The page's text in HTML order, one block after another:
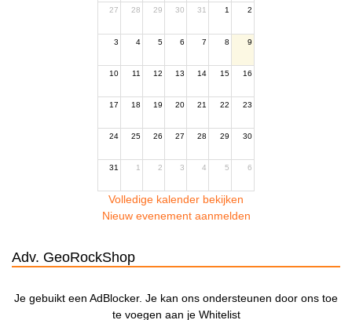
27
28 29 30 31 1 2
3 4 5 6 7 8 9
10 11 12 13 14 15 16
17 18 19 20 21 22 23
24 25 26 27 28 29 30
31 1 2 3 4 5 6
Volledige kalender bekijken
Nieuw evenement aanmelden
Adv. GeoRockShop
Je gebuikt een AdBlocker. Je kan ons ondersteunen door ons toe
te voegen aan je Whitelist